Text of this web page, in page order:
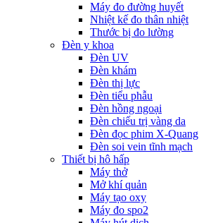
Máy đo đường huyết
Nhiệt kế đo thân nhiệt
Thước bị đo lường
Đèn y khoa
Đèn UV
Đèn khám
Đèn thị lực
Đèn tiểu phẫu
Đèn hồng ngoại
Đèn chiếu trị vàng da
Đèn đọc phim X-Quang
Đèn soi vein tĩnh mạch
Thiết bị hô hấp
Máy thở
Mở khí quản
Máy tạo oxy
Máy đo spo2